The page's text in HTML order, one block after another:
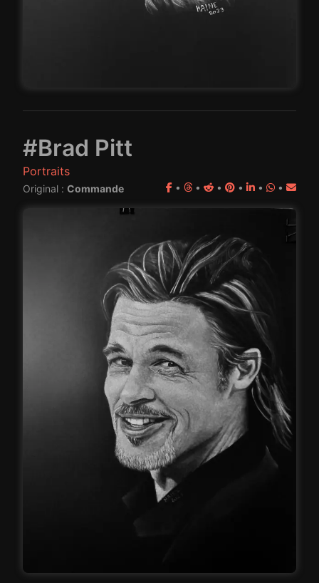
#Brad Pitt
Portraits
Original : Commande • • • • • •